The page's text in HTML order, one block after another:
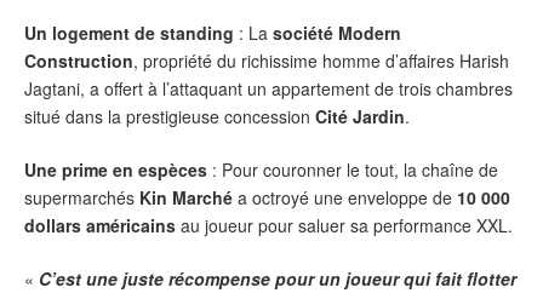
Un logement de standing : La société Modern
Construction, propriété du richissime homme d’affaires Harish
Jagtani, a offert à l’attaquant un appartement de trois chambres
situé dans la prestigieuse concession Cité Jardin.
Une prime en espèces : Pour couronner le tout, la chaîne de
supermarchés Kin Marché a octroyé une enveloppe de 10 000
dollars américains au joueur pour saluer sa performance XXL.
« C’est une juste récompense pour un joueur qui fait flotter